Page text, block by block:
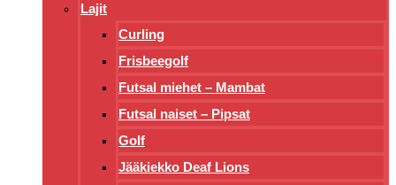
Lajit
Curling
Frisbeegolf
Futsal miehet – Mambat
Futsal naiset – Pipsat
Golf
Jääkiekko Deaf Lions